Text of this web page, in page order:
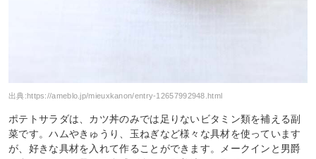
出典:https://ameblo.jp/mieuxkanon/entry-12657992948.html
ポテトサラダは、カツ丼のみでは足りないビタミン類を補える副
菜です。ハムやきゅうり、玉ねぎなど様々な具材を使っています
が、好きな具材を入れて作ることができます。メークインと男爵